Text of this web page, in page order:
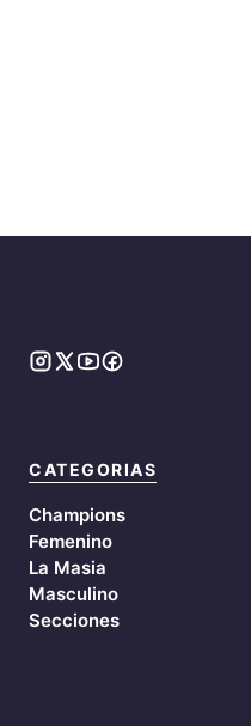
CATEGORIAS
Champions
Femenino
La Masia
Masculino
Secciones